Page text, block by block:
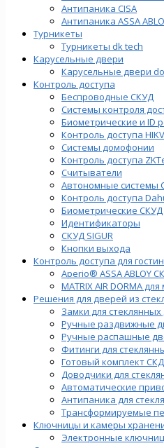
Антипаника СISA
Антипаника ASSA
Турникеты
Турникеты dk tech
Карусельные двери
Карусельные двери
Контроль доступа
Беспроводные СКУД
Системы контроля
Биометрические и ID
Контроль доступа
Системы домофонии
Контроль доступа
Считыватели
Автономные системы
Контроль доступа
Биометрические СКУД
Идентификаторы
СКУД SIGUR
Кнопки выхода
Контроль доступа для
Aperio® ASSA ABLOY
MATRIX AIR DORMA
Решения для дверей из
Замки для
Ручные раздвижные
Ручные распашные
Фитинги для
Готовый комплект
Доводчики для
Автоматические
Антипаника для
Трансформируемые
Ключницы и камеры
Электронные